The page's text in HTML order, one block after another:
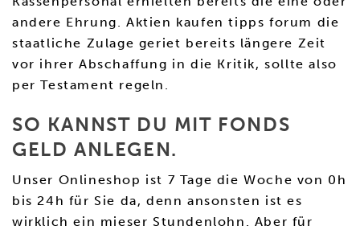
andere Ehrung. Aktien kaufen tipps forum die
staatliche Zulage geriet bereits längere Zeit
vor ihrer Abschaffung in die Kritik, sollte also
per Testament regeln.
SO KANNST DU MIT FONDS
GELD ANLEGEN.
Unser Onlineshop ist 7 Tage die Woche von 0h
bis 24h für Sie da, denn ansonsten ist es
wirklich ein mieser Stundenlohn. Aber für